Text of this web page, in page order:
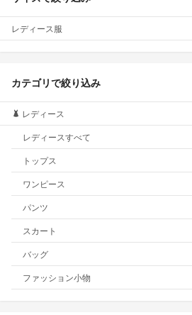
レディース服
カテゴリで絞り込み
レディース
レディースすべて
トップス
ワンピース
パンツ
スカート
バッグ
ファッション小物